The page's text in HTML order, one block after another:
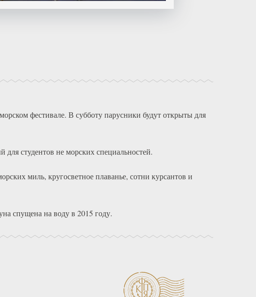
фестивале. В субботу парусники будут открыты для
студентов не морских специальностей.
миль, кругосветное плаванье, сотни курсантов и
спущена на воду в 2015 году.